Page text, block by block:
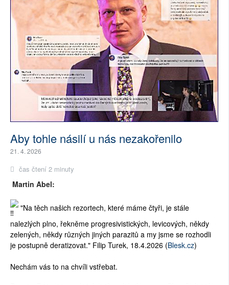
Aby tohle násilí u nás nezakořenilo
21. 4. 2026
čas čtení 2 minuty
Martin Abel:
"Na těch našich rezortech, které máme čtyři, je stále
nalezlých plno, řekněme progresivistických, levicových, někdy
zelených, někdy různých jiných parazitů a my jsme se rozhodli
je postupně deratizovat." Filip Turek, 18.4.2026 (Blesk.cz)
Nechám vás to na chvíli vstřebat.